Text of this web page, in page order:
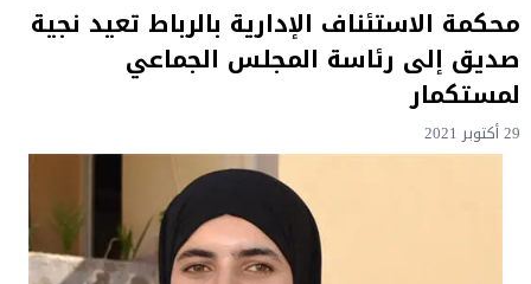
محكمة الاستئناف الإدارية بالرباط تعيد نجية
صديق إلى رئاسة المجلس الجماعي
لمستكمار
29 أكتوبر 2021